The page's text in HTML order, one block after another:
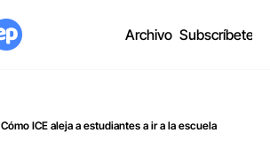
Archivo Subscríbete
Cómo ICE aleja a estudiantes a ir a la escuela